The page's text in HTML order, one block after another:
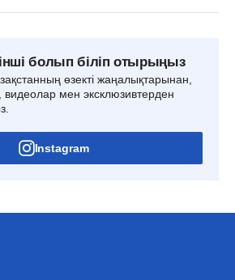
болып біліп отырыңыз
өзекті жаңалықтарынан,
видеолар мен эксклюзивтерден
Instagram